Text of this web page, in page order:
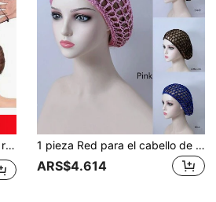
1 pieza Red para el cabello de mujer elástica y transpirable de malla tejida a ganchillo, estilo pañuelo para la cabeza, funda para dormir, accesorio para el cabello
ARS$4.614